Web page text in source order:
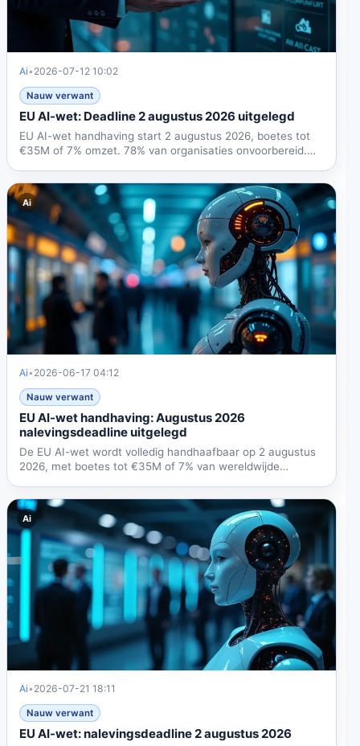
Ai• 2026-07-12 10:02
Nauw verwant
EU AI-wet: Deadline 2 augustus 2026 uitgelegd
EU AI-wet handhaving start 2 augustus 2026, boetes tot
€35M of 7% omzet. 78% van organisaties onvoorbereid.
Ai
Ai• 2026-06-17 04:12
Nauw verwant
EU AI-wet handhaving: Augustus 2026
nalevingsdeadline uitgelegd
De EU AI-wet wordt volledig handhaafbaar op 2 augustus
2026, met boetes tot €35M of 7% van wereldwijde
Ai
Ai• 2026-07-21 18:11
Nauw verwant
EU AI-wet: nalevingsdeadline 2 augustus 2026